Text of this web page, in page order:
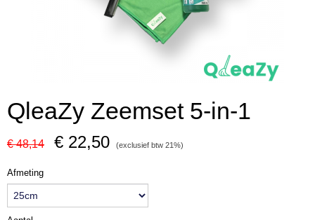
QleaZy Zeemset 5-in-1
€ 48,14 € 22,50 (exclusief btw 21%)
Afmeting